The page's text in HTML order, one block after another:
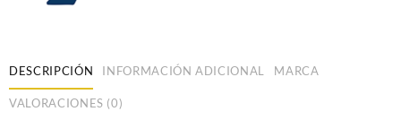
DESCRIPCIÓN INFORMACIÓN ADICIONAL MARCA
VALORACIONES (0)